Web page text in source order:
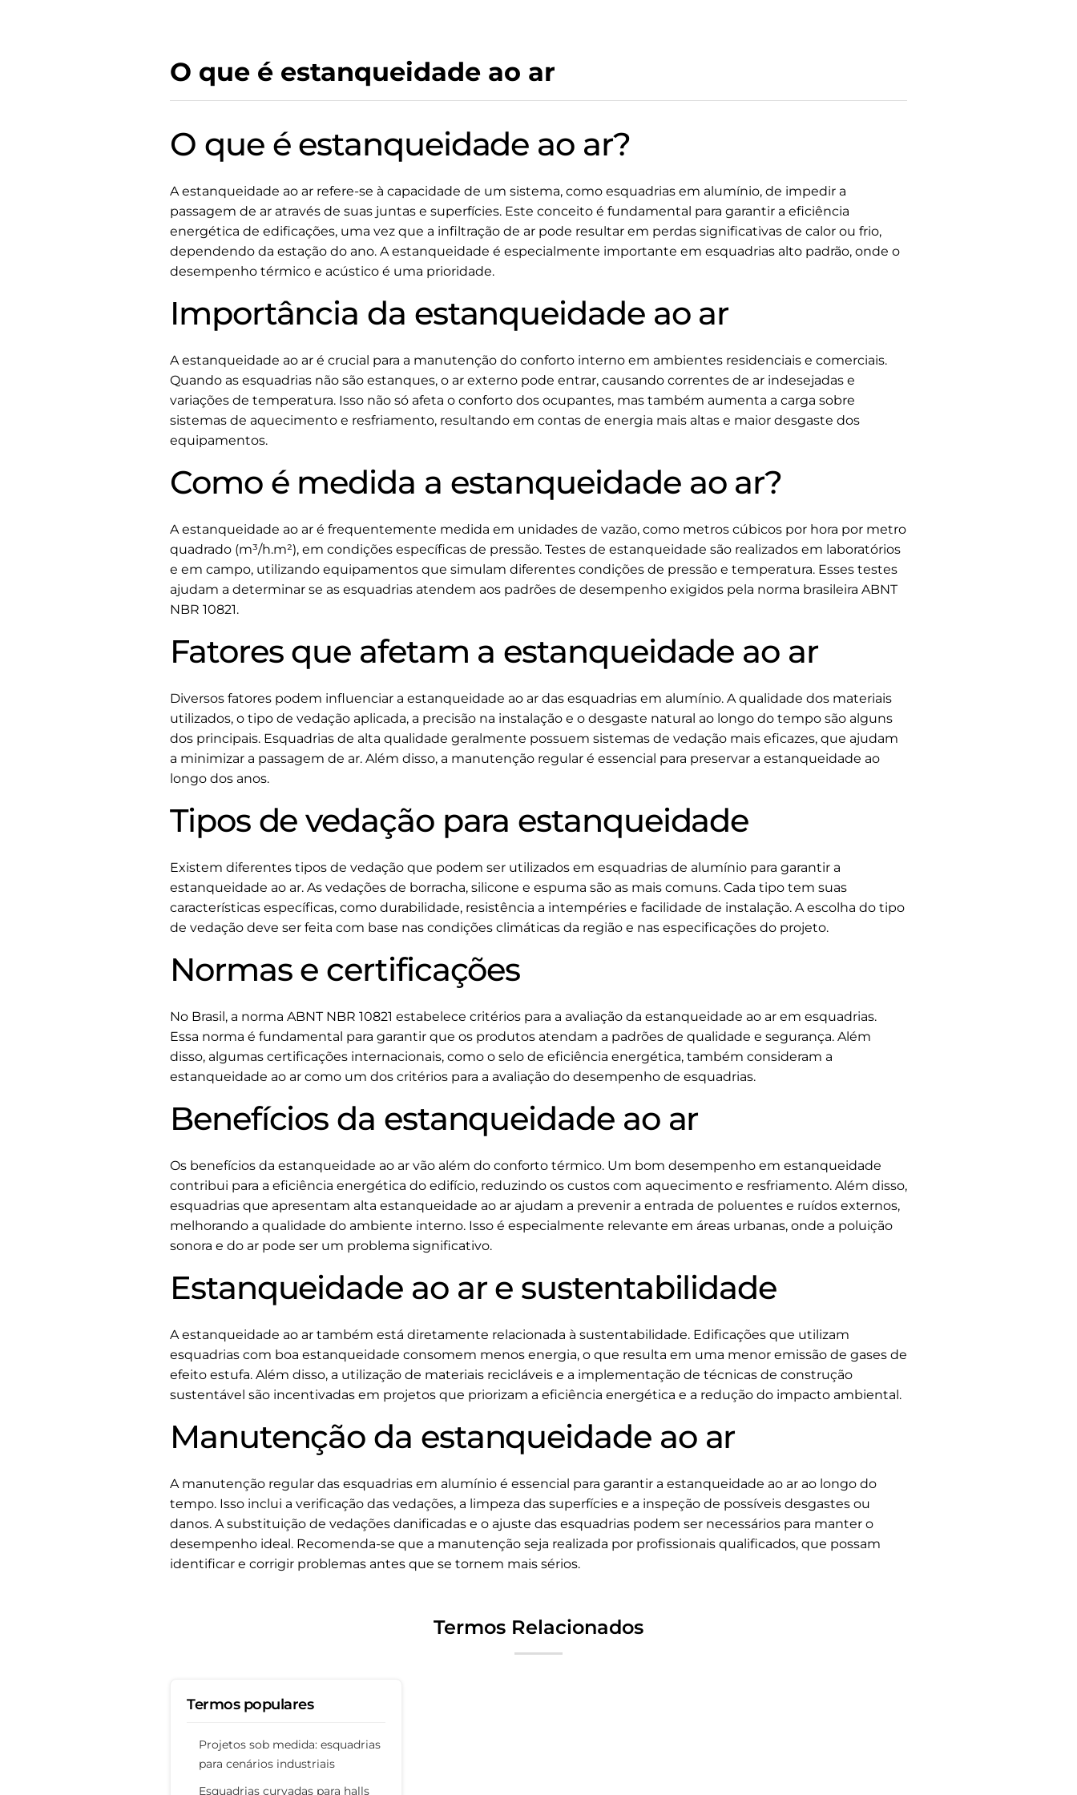
O que é estanqueidade ao ar
O que é estanqueidade ao ar?
A estanqueidade ao ar refere-se à capacidade de um sistema, como esquadrias em alumínio, de impedir a
passagem de ar através de suas juntas e superfícies. Este conceito é fundamental para garantir a eficiência
energética de edificações, uma vez que a infiltração de ar pode resultar em perdas significativas de calor ou frio,
dependendo da estação do ano. A estanqueidade é especialmente importante em esquadrias alto padrão, onde o
desempenho térmico e acústico é uma prioridade.
Importância da estanqueidade ao ar
A estanqueidade ao ar é crucial para a manutenção do conforto interno em ambientes residenciais e comerciais.
Quando as esquadrias não são estanques, o ar externo pode entrar, causando correntes de ar indesejadas e
variações de temperatura. Isso não só afeta o conforto dos ocupantes, mas também aumenta a carga sobre
sistemas de aquecimento e resfriamento, resultando em contas de energia mais altas e maior desgaste dos
equipamentos.
Como é medida a estanqueidade ao ar?
A estanqueidade ao ar é frequentemente medida em unidades de vazão, como metros cúbicos por hora por metro
quadrado (m³/h.m²), em condições específicas de pressão. Testes de estanqueidade são realizados em laboratórios
e em campo, utilizando equipamentos que simulam diferentes condições de pressão e temperatura. Esses testes
ajudam a determinar se as esquadrias atendem aos padrões de desempenho exigidos pela norma brasileira ABNT
NBR 10821.
Fatores que afetam a estanqueidade ao ar
Diversos fatores podem influenciar a estanqueidade ao ar das esquadrias em alumínio. A qualidade dos materiais
utilizados, o tipo de vedação aplicada, a precisão na instalação e o desgaste natural ao longo do tempo são alguns
dos principais. Esquadrias de alta qualidade geralmente possuem sistemas de vedação mais eficazes, que ajudam
a minimizar a passagem de ar. Além disso, a manutenção regular é essencial para preservar a estanqueidade ao
longo dos anos.
Tipos de vedação para estanqueidade
Existem diferentes tipos de vedação que podem ser utilizados em esquadrias de alumínio para garantir a
estanqueidade ao ar. As vedações de borracha, silicone e espuma são as mais comuns. Cada tipo tem suas
características específicas, como durabilidade, resistência a intempéries e facilidade de instalação. A escolha do tipo
de vedação deve ser feita com base nas condições climáticas da região e nas especificações do projeto.
Normas e certificações
No Brasil, a norma ABNT NBR 10821 estabelece critérios para a avaliação da estanqueidade ao ar em esquadrias.
Essa norma é fundamental para garantir que os produtos atendam a padrões de qualidade e segurança. Além
disso, algumas certificações internacionais, como o selo de eficiência energética, também consideram a
estanqueidade ao ar como um dos critérios para a avaliação do desempenho de esquadrias.
Benefícios da estanqueidade ao ar
Os benefícios da estanqueidade ao ar vão além do conforto térmico. Um bom desempenho em estanqueidade
contribui para a eficiência energética do edifício, reduzindo os custos com aquecimento e resfriamento. Além disso,
esquadrias que apresentam alta estanqueidade ao ar ajudam a prevenir a entrada de poluentes e ruídos externos,
melhorando a qualidade do ambiente interno. Isso é especialmente relevante em áreas urbanas, onde a poluição
sonora e do ar pode ser um problema significativo.
Estanqueidade ao ar e sustentabilidade
A estanqueidade ao ar também está diretamente relacionada à sustentabilidade. Edificações que utilizam
esquadrias com boa estanqueidade consomem menos energia, o que resulta em uma menor emissão de gases de
efeito estufa. Além disso, a utilização de materiais recicláveis e a implementação de técnicas de construção
sustentável são incentivadas em projetos que priorizam a eficiência energética e a redução do impacto ambiental.
Manutenção da estanqueidade ao ar
A manutenção regular das esquadrias em alumínio é essencial para garantir a estanqueidade ao ar ao longo do
tempo. Isso inclui a verificação das vedações, a limpeza das superfícies e a inspeção de possíveis desgastes ou
danos. A substituição de vedações danificadas e o ajuste das esquadrias podem ser necessários para manter o
desempenho ideal. Recomenda-se que a manutenção seja realizada por profissionais qualificados, que possam
identificar e corrigir problemas antes que se tornem mais sérios.
Termos Relacionados
Termos populares
Projetos sob medida: esquadrias
para cenários industriais
Esquadrias curvadas para halls